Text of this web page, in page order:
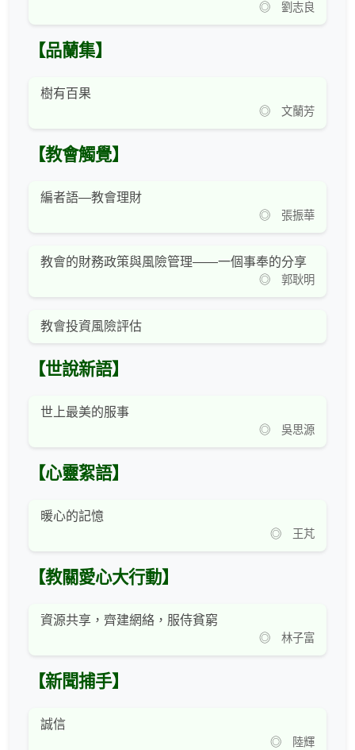
◎ 劉志良
【品蘭集】
樹有百果
◎ 文蘭芳
【教會觸覺】
編者語—教會理財
◎ 張振華
教會的財務政策與風險管理——一個事奉的分享
◎ 郭耿明
教會投資風險評估
【世說新語】
世上最美的服事
◎ 吳思源
【心靈絮語】
暖心的記憶
◎ 王芃
【教關愛心大行動】
資源共享，齊建網絡，服侍貧窮
◎ 林子富
【新聞捕手】
誠信
◎ 陸輝